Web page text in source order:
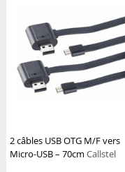
2 câbles USB OTG M/F vers
Micro-USB – 70cm Callstel